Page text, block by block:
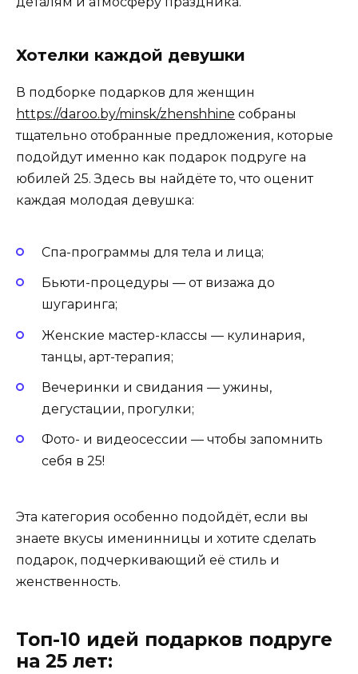
Хотелки каждой девушки
В подборке подарков для женщин
https://daroo.by/minsk/zhenshhine собраны
тщательно отобранные предложения, которые
подойдут именно как подарок подруге на
юбилей 25. Здесь вы найдёте то, что оценит
каждая молодая девушка:
Спа-программы для тела и лица;
Бьюти-процедуры — от визажа до
шугаринга;
Женские мастер-классы — кулинария,
танцы, арт-терапия;
Вечеринки и свидания — ужины,
дегустации, прогулки;
Фото- и видеосессии — чтобы запомнить
себя в 25!
Эта категория особенно подойдёт, если вы
знаете вкусы именинницы и хотите сделать
подарок, подчеркивающий её стиль и
женственность.
Топ-10 идей подарков подруге
на 25 лет: